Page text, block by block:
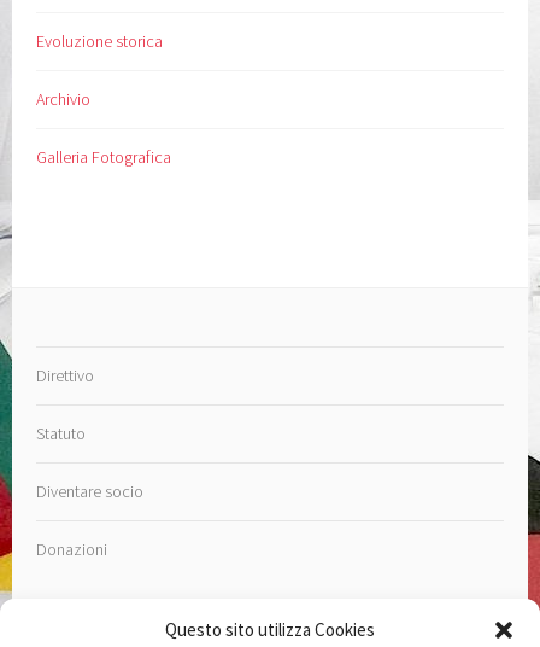
Questo sito utilizza Cookies
Evoluzione storica
Archivio
Galleria Fotografica
Direttivo
Statuto
Diventare socio
Donazioni